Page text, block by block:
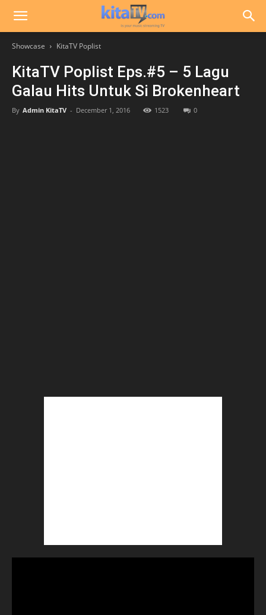
Showcase KitaTV Poplist
KitaTV Poplist Eps.#5 – 5 Lagu
Galau Hits Untuk Si Brokenheart
By Admin KitaTV - December 1, 2016 1523 0